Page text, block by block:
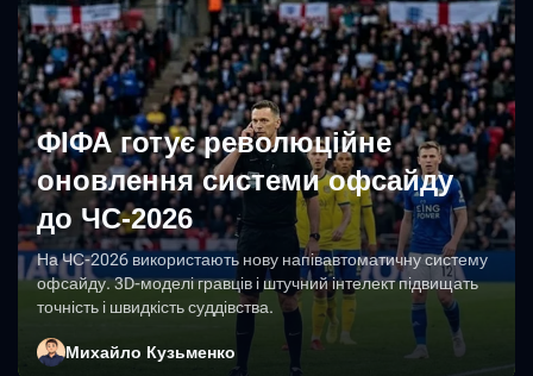
ФІФА готує революційне
оновлення системи офсайду
до ЧС-2026
На ЧС-2026 використають нову напівавтоматичну систему
офсайду. 3D-моделі гравців і штучний інтелект підвищать
точність і швидкість суддівства.
Михайло Кузьменко